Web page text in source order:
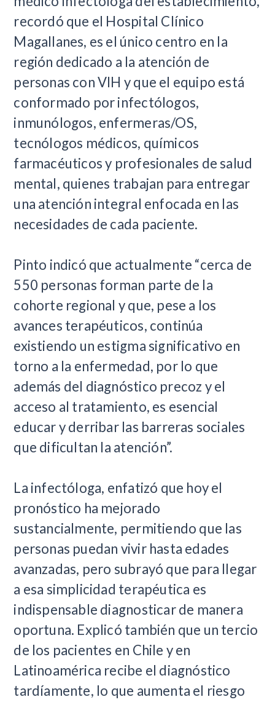
recordó que el Hospital Clínico
Magallanes, es el único centro en la
región dedicado a la atención de
personas con VIH y que el equipo está
conformado por infectólogos,
inmunólogos, enfermeras/OS,
tecnólogos médicos, químicos
farmacéuticos y profesionales de salud
mental, quienes trabajan para entregar
una atención integral enfocada en las
necesidades de cada paciente.
Pinto indicó que actualmente “cerca de
550 personas forman parte de la
cohorte regional y que, pese a los
avances terapéuticos, continúa
existiendo un estigma significativo en
torno a la enfermedad, por lo que
además del diagnóstico precoz y el
acceso al tratamiento, es esencial
educar y derribar las barreras sociales
que dificultan la atención”.
La infectóloga, enfatizó que hoy el
pronóstico ha mejorado
sustancialmente, permitiendo que las
personas puedan vivir hasta edades
avanzadas, pero subrayó que para llegar
a esa simplicidad terapéutica es
indispensable diagnosticar de manera
oportuna. Explicó también que un tercio
de los pacientes en Chile y en
Latinoamérica recibe el diagnóstico
tardíamente, lo que aumenta el riesgo